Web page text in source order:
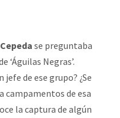
se preguntaba
‘Águilas Negras’.
de ese grupo? ¿Se
campamentos de esa
la captura de algún